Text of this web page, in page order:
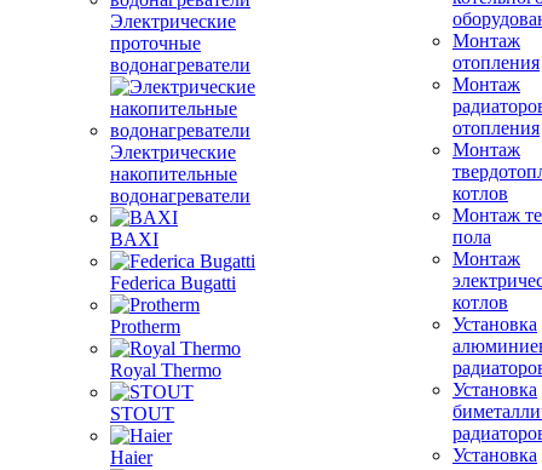
Электрические
проточные
водонагреватели
Электрические
накопительные
водонагреватели
BAXI
Federica Bugatti
Protherm
Royal Thermo
STOUT
Haier
Монтаж
отопления
Монтаж
отопления
Монтаж
котлов
Монтаж
пола
Монтаж
котлов
Установка
Установка
Установка